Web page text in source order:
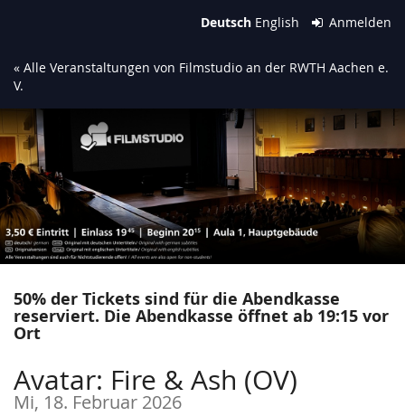
springen
Deutsch English Anmelden
« Alle Veranstaltungen von Filmstudio an der RWTH Aachen e.
V.
50% der Tickets sind für die Abendkasse
reserviert. Die Abendkasse öffnet ab 19:15 vor
Ort
Avatar: Fire & Ash (OV)
Mi, 18. Februar 2026